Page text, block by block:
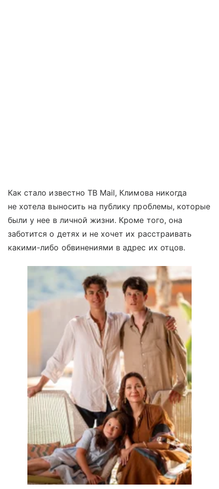
Как стало известно ТВ Mail, Климова никогда
не хотела выносить на публику проблемы, которые
были у нее в личной жизни. Кроме того, она
заботится о детях и не хочет их расстраивать
какими-либо обвинениями в адрес их отцов.